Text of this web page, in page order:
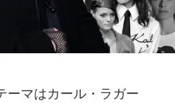
マはカール・ラガー